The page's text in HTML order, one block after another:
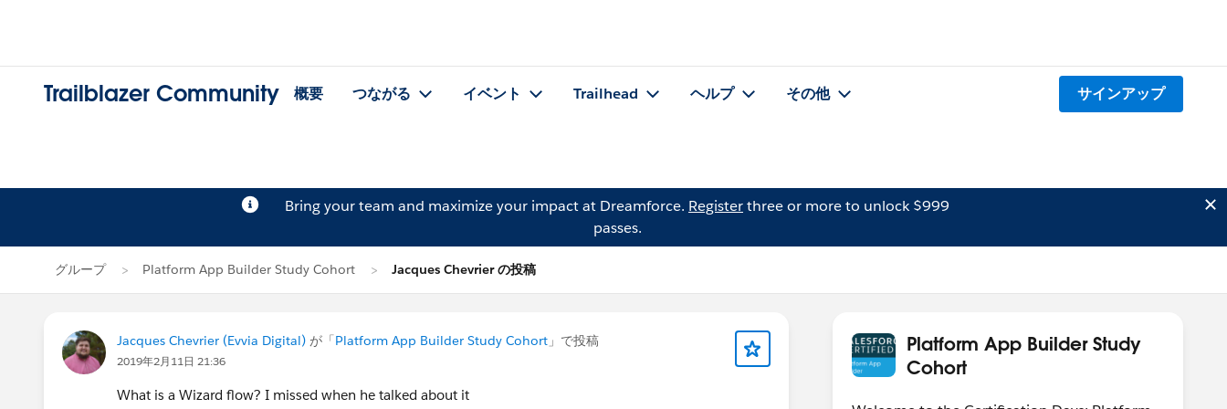
Trailblazer Community 概要 つながる イベント Trailhead ヘルプ その他 サインアップ
Bring your team and maximize your impact at Dreamforce. Registerthree or more to unlock $999
passes.
グループ Platform App Builder Study Cohort Jacques Chevrier の投稿
Jacques Chevrier (Evvia Digital) が「Platform App Builder Study Cohort 」で投稿
2019年2月11日 21:36
What is a Wizard flow? I missed when he talked about it
Platform App Builder Study
Cohort